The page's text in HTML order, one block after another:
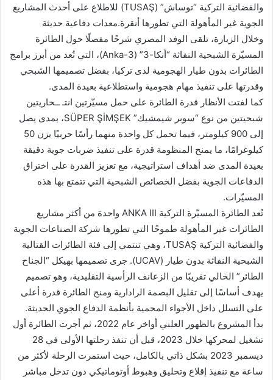
والفضائية التركية “توساش” (TUSAŞ) للاطلاع على أحدث المشاريع
الجوية غير المأهولة التي تطورها أنقرة.معدات دفاعية حديثة
وخلال الزيارة، تلقى الوفد المصري شرحًا مفصلًا حول الطائرة
المسيّرة الشبحية النفاثة “أنكا-3” (Anka-3)، التي تُعد من أبرز برامج
الطائرات بدون طيار الهجومية لدى تركيا، بفضل تصميمها الشبحي
وقدرتها على تنفيذ مهام هجومية واستطلاعية بعيدة المدى.
كما لفتت الأنظار قدرة الطائرة على حمل مسيّرتين انتـ ــحاريتين
شبحيتين من نوع “سوبر شيمشيك” SÜPER ŞİMŞEK، بمدى يصل
إلى 900 كيلومتر، فيما تحمل كل واحدة منهما رأسًا حربيًا يزن 50
كيلوغرامًا، ما يمنح المنظومة قدرة على تنفيذ ضربات جوية دقيقة
بعيدة المدى ضد أهداف استراتيجية، مع تعزيز القدرة على اختراق
الدفاعات الجوية بفضل الخصائص الشبحية التي تتمتع بها هذه
المسيّرات.
تُعد الطائرة المسيّرة التركية ANKA III واحدة من أكثر مشاريع
الطائرات غير المأهولة طموحًا التي تطورها شركة الصناعات الجوية
والفضائية التركية TUSAŞ، وهي تنتمي إلى فئة الطائرات القتالية
الشبحية النفاثة بدون طيار (UCAV). جرى تصميمها بهيكل “الجناح
الطائر” الخالي تقريبًا من الزعانف الرأسية التقليدية، وهو تصميم
يهدف أساسًا إلى تقليل البصمة الرادارية ومنح الطائرة قدرة أعلى
على التسلل داخل الأجواء المحمية بأنظمة الدفاع الجوي الحديثة.
بدأ المشروع بالظهور العلني أواخر عام 2022، ثم أجرت الطائرة أول
تشغيل لمحركها خلال 2023، قبل أن تنفذ رحلتها الأولى في 28
ديسمبر 2023 بشكل ذاتي بالكامل، حيث استمرت الرحلة لأكثر من
ساعة مع تنفيذ إقلاع وتحليق وهبوط أوتوماتيكي دون تدخل مباشر